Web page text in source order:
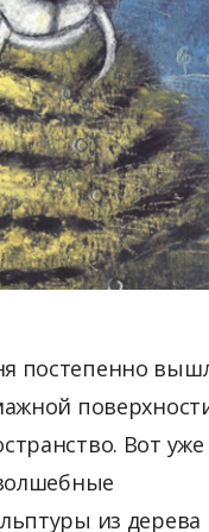
постепенно
Вот уже
из дерева